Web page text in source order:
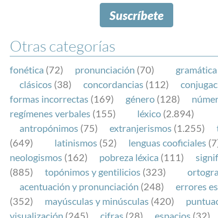
Suscríbete
Otras categorías
fonética (72) pronunciación (70) gramática
clásicos (38) concordancias (112)
formas incorrectas (169) género (128)
regímenes verbales (155) léxico (2.894)
antropónimos (75) extranjerismos (1.255)
(649)
latinismos (52) lenguas cooficiales
neologismos (162) pobreza léxica (111)
(885)
topónimos y gentilicios (323)
acentuación y pronunciación (248)
errores
(352)
mayúsculas y minúsculas (420)
visualización (245) cifras (28) espacios (32)